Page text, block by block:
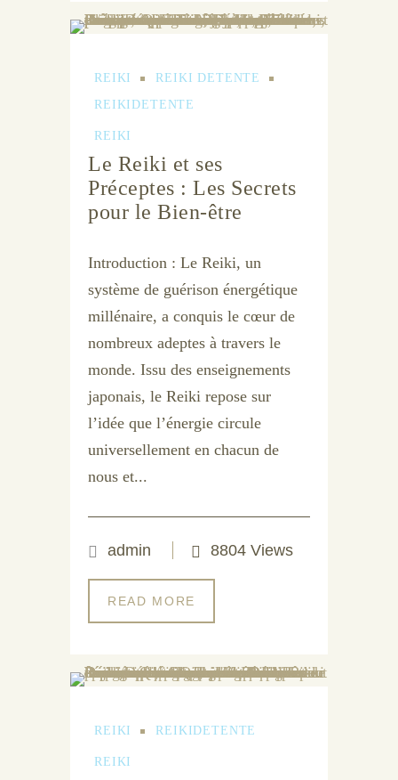
REIKI
REIKI DETENTE
REIKIDETENTE
REIKI
Le Reiki et ses
Préceptes : Les Secrets
pour le Bien-être
Introduction : Le Reiki, un
système de guérison énergétique
millénaire, a conquis le cœur de
nombreux adeptes à travers le
monde. Issu des enseignements
japonais, le Reiki repose sur
l’idée que l’énergie circule
universellement en chacun de
nous et...
admin 8804 Views
READ MORE
REIKI REIKIDETENTE
REIKI